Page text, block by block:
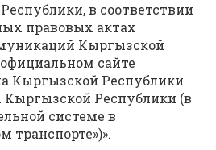
в соответствии
правовых актах
Кыргызской
сайте
Кыргызской Республики
Кыргызской Республики (в
системе в
транспорте»)».